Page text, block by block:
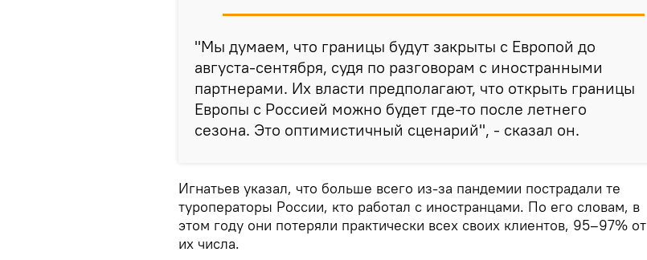
"Мы думаем, что границы будут закрыты с Европой до
августа-сентября, судя по разговорам с иностранными
партнерами. Их власти предполагают, что открыть границы
Европы с Россией можно будет где-то после летнего
сезона. Это оптимистичный сценарий", - сказал он.
Игнатьев указал, что больше всего из-за пандемии пострадали те
туроператоры России, кто работал с иностранцами. По его словам, в
этом году они потеряли практически всех своих клиентов, 95–97% от
их числа.